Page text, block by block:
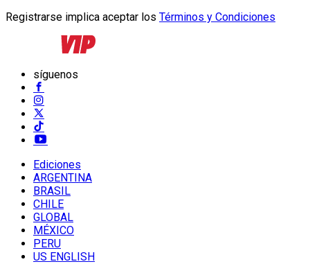
Registrarse implica aceptar los Términos y Condiciones
síguenos
Ediciones
ARGENTINA
BRASIL
CHILE
GLOBAL
MÉXICO
PERU
US ENGLISH